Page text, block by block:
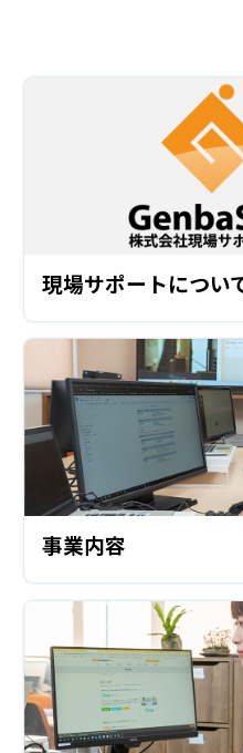
現場サポートについ
事業内容